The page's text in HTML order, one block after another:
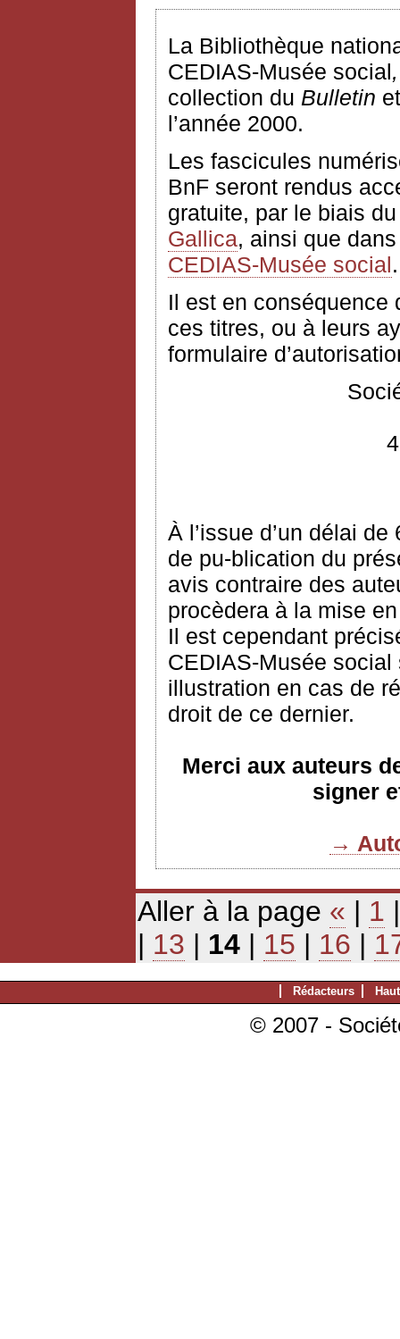
La Bibliothèque
CEDIAS-Musée social,
collection du Bulletin
l’année 2000.
Les fascicules
BnF seront rendus
gratuite, par le biais
Gallica, ainsi que
CEDIAS-Musée social.
Il est en conséquence
ces titres, ou à leurs
formulaire
À l’issue d’un délai
de pu-blication du
avis contraire des
procèdera à la mise
Il est cependant
CEDIAS-Musée social
illustration en cas de
droit de ce dernier.
Merci aux auteurs
signer
→
Aller à la page « | 1
| 13 | 14 | 15 | 16 |
Rédacteurs
© 2007 -